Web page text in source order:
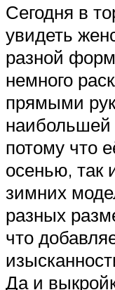
Сегодня в
увидеть
разной
немного
прямыми
наибольшей
потому что
осенью, так
зимних
разных
что
Да и